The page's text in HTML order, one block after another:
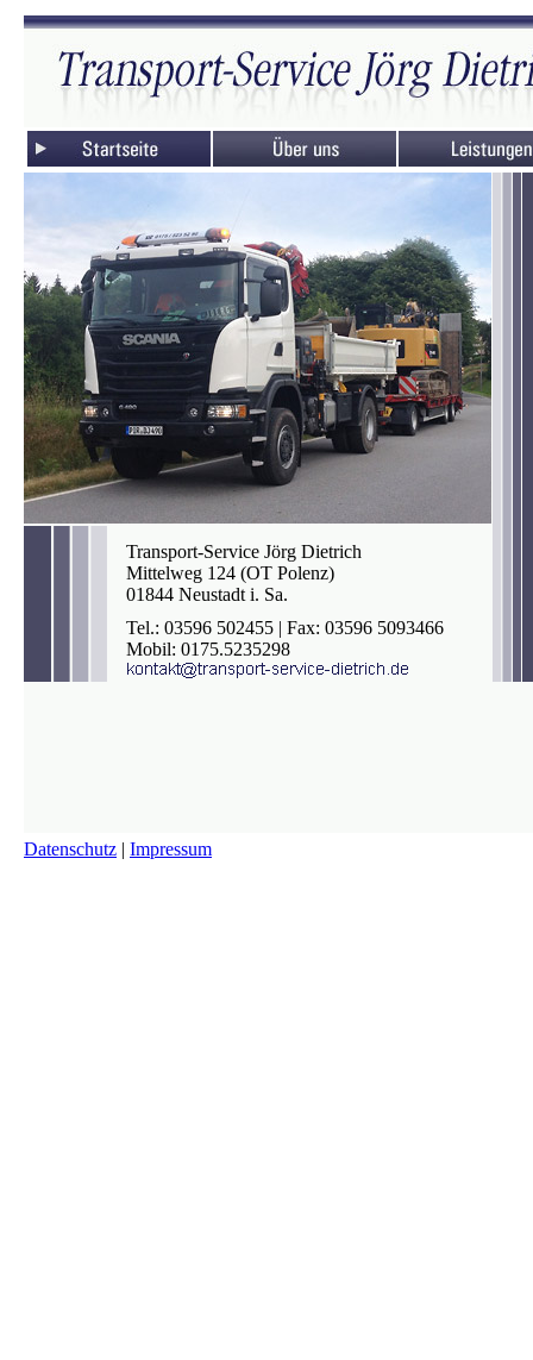
Transport-Service Jörg Dietrich
Mittelweg 124 (OT Polenz)
01844 Neustadt i. Sa.
Tel.: 03596 502455 | Fax: 03596 5093466
Mobil: 0175.5235298
Datenschutz | Impressum